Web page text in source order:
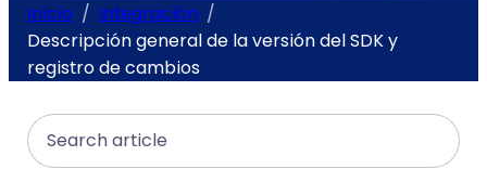
Inicio
Integración
Descripción general de la versión del SDK y
registro de cambios
Search